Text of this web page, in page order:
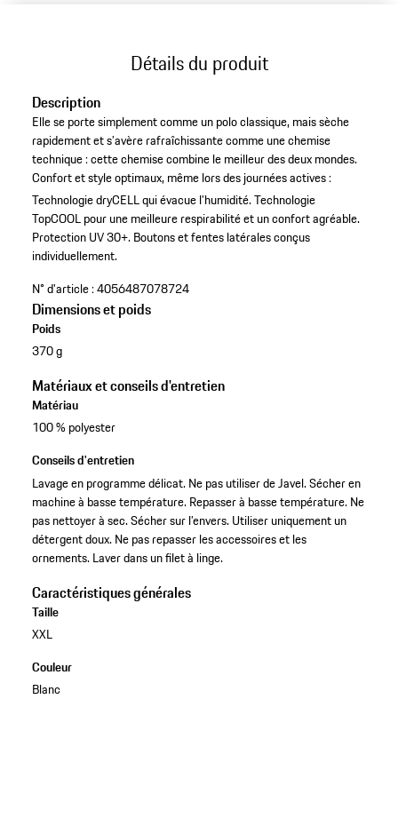
Détails du produit
Description
Elle se porte simplement comme un polo classique, mais sèche
rapidement et s’avère rafraîchissante comme une chemise
technique : cette chemise combine le meilleur des deux mondes.
Confort et style optimaux, même lors des journées actives :
Technologie dryCELL qui évacue l’humidité.Technologie
TopCOOL pour une meilleure respirabilité et un confort agréable.
Protection UV 30+. Boutons et fentes latérales conçus
individuellement.
N° d'article :4056487078724
Dimensions et poids
Poids
370 g
Matériaux et conseils d'entretien
Matériau
100 % polyester
Conseils d'entretien
Lavage en programme délicat. Ne pas utiliser de Javel. Sécher en
machine à basse température. Repasser à basse température. Ne
pas nettoyer à sec. Sécher sur l’envers. Utiliser uniquement un
détergent doux. Ne pas repasser les accessoires et les
ornements. Laver dans un filet à linge.
Caractéristiques générales
Taille
XXL
Couleur
Blanc